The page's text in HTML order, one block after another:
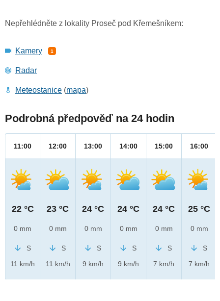
Nepřehlédněte z lokality Proseč pod Křemešníkem:
Kamery 1
Radar
Meteostanice (mapa)
Podrobná předpověď na 24 hodin
11:00
22 °C
0 mm
S
11 km/h
12:00
23 °C
0 mm
S
11 km/h
13:00
24 °C
0 mm
S
9 km/h
14:00
24 °C
0 mm
S
9 km/h
15:00
24 °C
0 mm
S
7 km/h
16:00
25 °C
0 mm
S
7 km/h